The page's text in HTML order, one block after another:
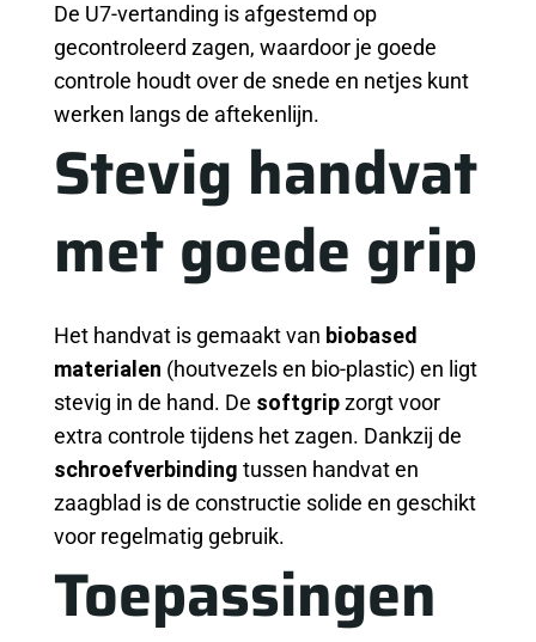
De U7-vertanding is afgestemd op
gecontroleerd zagen, waardoor je goede
controle houdt over de snede en netjes kunt
werken langs de aftekenlijn.
Stevig handvat
met goede grip
Het handvat is gemaakt van biobased
materialen (houtvezels en bio-plastic) en ligt
stevig in de hand. De softgripzorgt voor
extra controle tijdens het zagen. Dankzij de
schroefverbinding tussen handvat en
zaagblad is de constructie solide en geschikt
voor regelmatig gebruik.
Toepassingen